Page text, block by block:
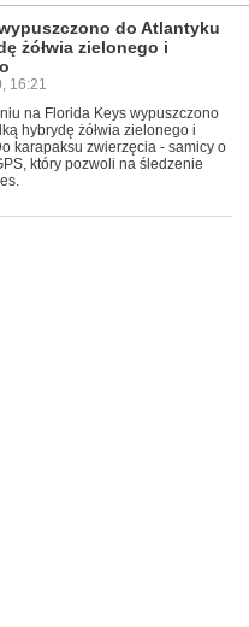
do Atlantyku
żółwia zielonego i
16:21
na Florida Keys wypuszczono
hybrydę żółwia zielonego i
karapaksu zwierzęcia - samicy o
który pozwoli na śledzenie